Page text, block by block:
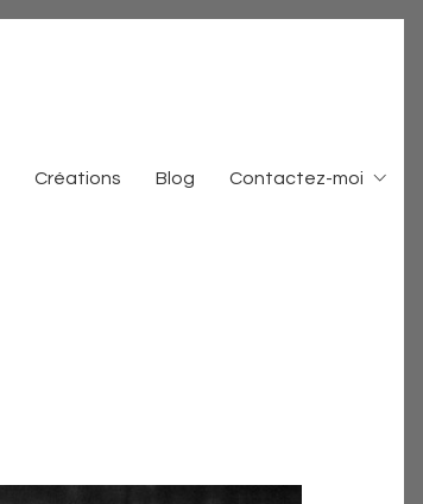
Créations Blog Contactez-moi